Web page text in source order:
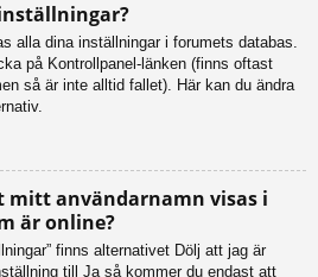
alla dina inställningar i forumets databas.
på Kontrollpanel-länken (finns oftast
så är inte alltid fallet). Här kan du ändra
användarnamn visas i
är online?
finns alternativet Dölj att jag är
till Ja så kommer du endast att